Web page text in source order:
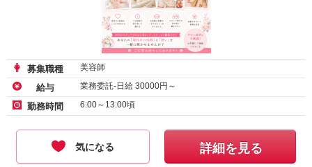
募集職種 美容師
給与 業務委託-日給 30000円～
勤務時間 6:00～13:00頃
気になる 詳細を見る